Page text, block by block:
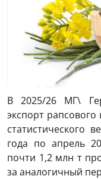
В 2025/26 МГ\
экспорт
статистического
года по апрель
почти 1,2 млн т
за аналогичный